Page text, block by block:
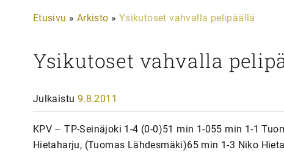
Etusivu » Arkisto » Ysikutoset vahvalla pelipäällä
Ysikutoset vahvalla
Julkaistu 9.8.2011
KPV – TP-Seinäjoki 1-4 (0-0)51 min 1-055 min 1-1
Hietaharju, (Tuomas Lähdesmäki)65 min 1-3 Niko